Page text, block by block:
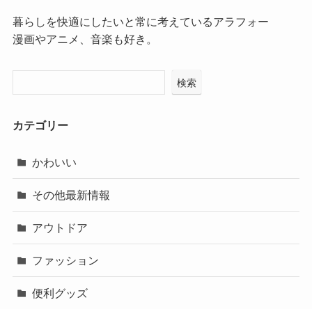
暮らしを快適にしたいと常に考えているアラフォー
漫画やアニメ、音楽も好き。
検索
カテゴリー
かわいい
その他最新情報
アウトドア
ファッション
便利グッズ